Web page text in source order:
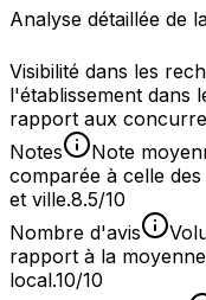
Analyse détaillée de
Visibilité dans les
l'établissement dans
rapport aux
Notes
Note
comparée à celle
et ville.8.5/10
Nombre d'avis
rapport à la
local.10/10